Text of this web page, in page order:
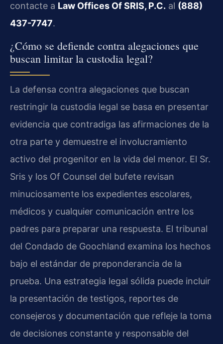
contacte a Law Offices Of SRIS, P.C. al (888)
437-7747.
¿Cómo se defiende contra alegaciones que
buscan limitar la custodia legal?
La defensa contra alegaciones que buscan
restringir la custodia legal se basa en presentar
evidencia que contradiga las afirmaciones de la
otra parte y demuestre el involucramiento
activo del progenitor en la vida del menor. El Sr.
Sris y los Of Counsel del bufete revisan
minuciosamente los expedientes escolares,
médicos y cualquier comunicación entre los
padres para preparar una respuesta. El tribunal
del Condado de Goochland examina los hechos
bajo el estándar de preponderancia de la
prueba. Una estrategia legal sólida puede incluir
la presentación de testigos, reportes de
consejeros y documentación que refleje la toma
de decisiones constante y responsable del